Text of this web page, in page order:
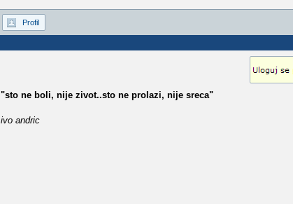
Profil
"sto ne boli, nije zivot..sto ne prolazi, nije sreca"
ivo andric